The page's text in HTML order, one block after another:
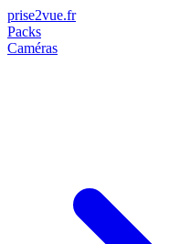
prise2vue.fr
Packs
Caméras